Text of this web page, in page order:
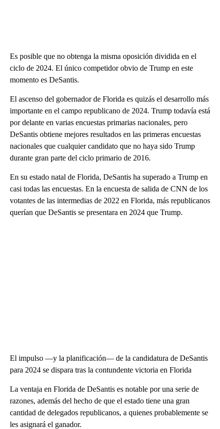
Es posible que no obtenga la misma oposición dividida en el
ciclo de 2024. El único competidor obvio de Trump en este
momento es DeSantis.
El ascenso del gobernador de Florida es quizás el desarrollo más
importante en el campo republicano de 2024. Trump todavía está
por delante en varias encuestas primarias nacionales, pero
DeSantis obtiene mejores resultados en las primeras encuestas
nacionales que cualquier candidato que no haya sido Trump
durante gran parte del ciclo primario de 2016.
En su estado natal de Florida, DeSantis ha superado a Trump en
casi todas las encuestas. En la encuesta de salida de CNN de los
votantes de las intermedias de 2022 en Florida, más republicanos
querían que DeSantis se presentara en 2024 que Trump.
El impulso —y la planificación— de la candidatura de DeSantis
para 2024 se dispara tras la contundente victoria en Florida
La ventaja en Florida de DeSantis es notable por una serie de
razones, además del hecho de que el estado tiene una gran
cantidad de delegados republicanos, a quienes probablemente se
les asignará el ganador.